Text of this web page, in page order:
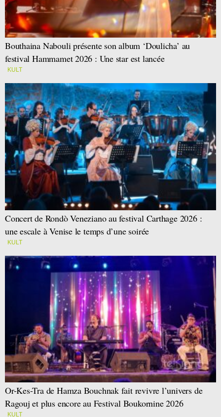
Bouthaina Nabouli présente son album ‘Doulicha’ au
festival Hammamet 2026 : Une star est lancée
KULT
Concert de Rondò Veneziano au festival Carthage 2026 :
une escale à Venise le temps d’une soirée
KULT
Or-Kes-Tra de Hamza Bouchnak fait revivre l’univers de
Ragouj et plus encore au Festival Boukornine 2026
KULT